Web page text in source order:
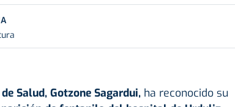
Salud, Gotzone Sagardui,ha reconocido su